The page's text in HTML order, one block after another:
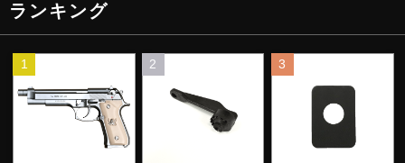
ランキング
1 2 3